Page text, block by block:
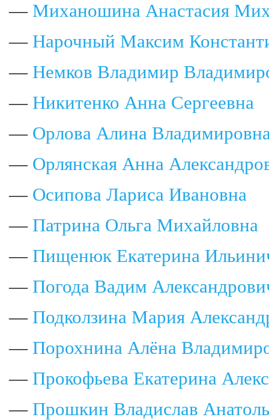
— Миханошина Анастасия
— Нарочный Максим
— Немков Владимир
— Никитенко Анна Сергеевна
— Орлова Алина
— Орлянская Анна
— Осипова Лариса Ивановна
— Патрина Ольга Михайловна
— Пищенюк Екатерина
— Погода Вадим
— Подколзина Мария
— Порохнина Алёна
— Прокофьева Екатерина
— Прошкин Владислав